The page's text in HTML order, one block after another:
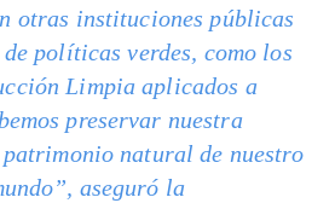
otras instituciones públicas
políticas verdes, como los
Limpia aplicados a
preservar nuestra
natural de nuestro
aseguró la